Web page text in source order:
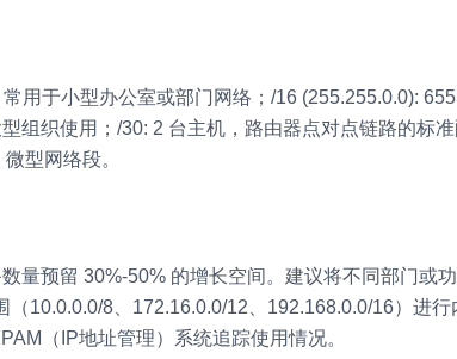
用于小型办公室或部门网络；/16 (255.255.0.0):
组织使用；/30: 2 台主机，路由器点对点链路的标
型网络段。
量预留 30%-50% 的增长空间。建议将不同部门或
10.0.0.0/8、172.16.0.0/12、192.168.0.0/16）进
（IP地址管理）系统追踪使用情况。